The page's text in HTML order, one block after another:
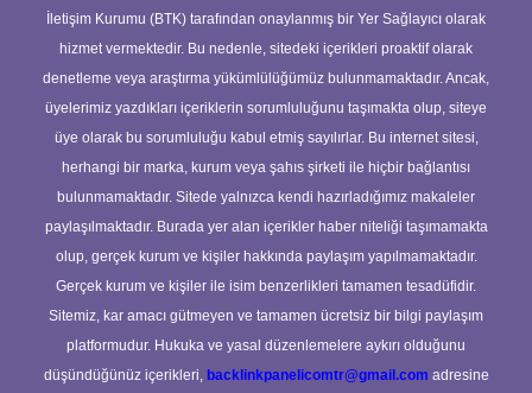
İletişim Kurumu (BTK) tarafından onaylanmış bir Yer Sağlayıcı olarak
hizmet vermektedir. Bu nedenle, sitedeki içerikleri proaktif olarak
denetleme veya araştırma yükümlülüğümüz bulunmamaktadır. Ancak,
üyelerimiz yazdıkları içeriklerin sorumluluğunu taşımakta olup, siteye
üye olarak bu sorumluluğu kabul etmiş sayılırlar. Bu internet sitesi,
herhangi bir marka, kurum veya şahıs şirketi ile hiçbir bağlantısı
bulunmamaktadır. Sitede yalnızca kendi hazırladığımız makaleler
paylaşılmaktadır. Burada yer alan içerikler haber niteliği taşımamakta
olup, gerçek kurum ve kişiler hakkında paylaşım yapılmamaktadır.
Gerçek kurum ve kişiler ile isim benzerlikleri tamamen tesadüfidir.
Sitemiz, kar amacı gütmeyen ve tamamen ücretsiz bir bilgi paylaşım
platformudur. Hukuka ve yasal düzenlemelere aykırı olduğunu
düşündüğünüz içerikleri, backlinkpanelicomtr@gmail.com adresine